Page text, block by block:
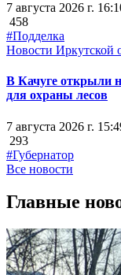
7 августа 2026 г.
458
#Подделка
Новости Иркутской
В Качуге открыли
для охраны лесов
7 августа 2026 г.
293
#Губернатор
Все новости
Главные